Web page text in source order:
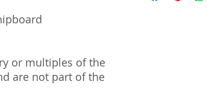
or multiples of the
are not part of the